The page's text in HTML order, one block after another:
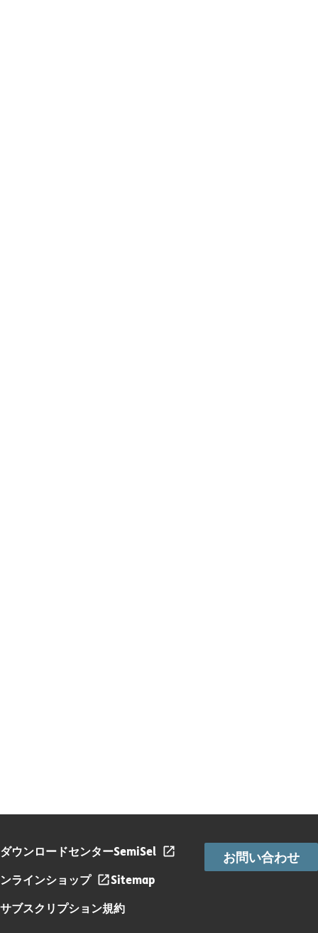
ダウンロードセンターSemiSel
ンラインショップ
Sitemap
サブスクリプション規約
お問い合わせ